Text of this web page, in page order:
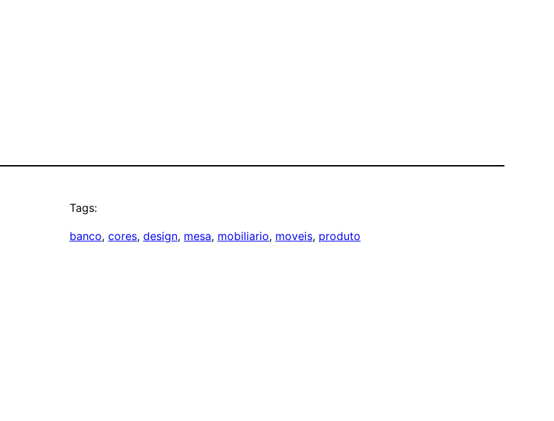
Tags:
banco, cores, design, mesa, mobiliario, moveis, produto